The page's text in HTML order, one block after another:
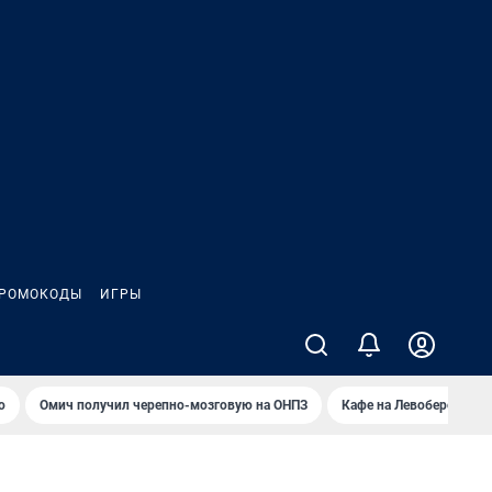
ИГРЫ
Омич получил черепно-мозговую на ОНПЗ Кафе на Левобережье